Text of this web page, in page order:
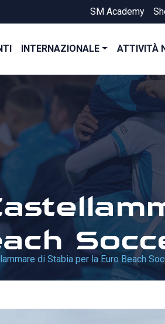
SM Academy
INTERNAZIONALE ATTIVITÀ
di Stabia per la Euro Beach